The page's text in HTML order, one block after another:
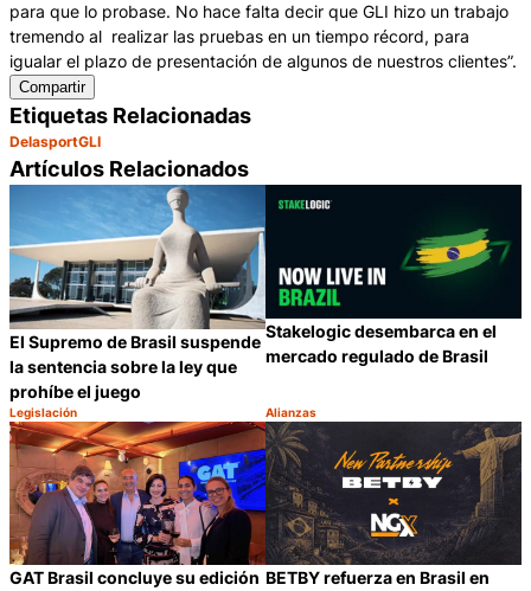
para que lo probase. No hace falta decir que GLI hizo un trabajo
tremendo al realizar las pruebas en un tiempo récord, para
igualar el plazo de presentación de algunos de nuestros clientes”.
Compartir
Etiquetas Relacionadas
DelasportGLI
Artículos Relacionados
El Supremo de Brasil suspende
la sentencia sobre la ley que
prohíbe el juego
Categoría:
Legislación
Compartir
Stakelogic desembarca en el
mercado regulado de Brasil
Categoría:
Alianzas
GAT Brasil concluye su edición BETBY refuerza en Brasil en